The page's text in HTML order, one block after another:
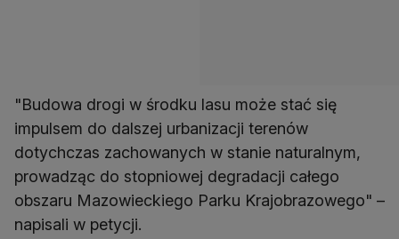
"Budowa drogi w środku lasu może stać się
impulsem do dalszej urbanizacji terenów
dotychczas zachowanych w stanie naturalnym,
prowadząc do stopniowej degradacji całego
obszaru Mazowieckiego Parku Krajobrazowego" –
napisali w petycji.